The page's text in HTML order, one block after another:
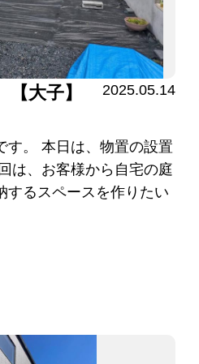
大子】
2025.05.14
す。 本日は、物置の設置
は、お客様から自宅の庭
するスペースを作りたい